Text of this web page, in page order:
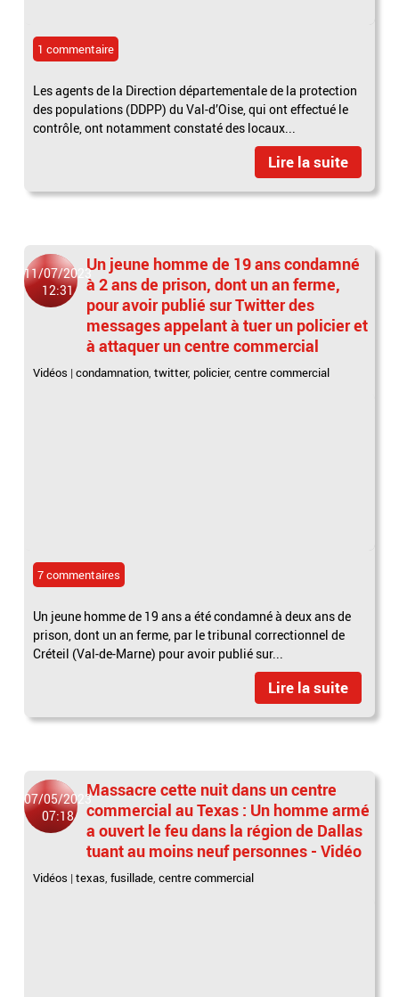
1 commentaire
Les agents de la Direction départementale de la protection
des populations (DDPP) du Val-d’Oise, qui ont effectué le
contrôle, ont notamment constaté des locaux...
Lire la suite
11/07/2023
12:31
Un jeune homme de 19 ans condamné
à 2 ans de prison, dont un an ferme,
pour avoir publié sur Twitter des
messages appelant à tuer un policier et
à attaquer un centre commercial
Vidéos |condamnation,twitter, policier,centre commercial
7 commentaires
Un jeune homme de 19 ans a été condamné à deux ans de
prison, dont un an ferme, par le tribunal correctionnel de
Créteil (Val-de-Marne) pour avoir publié sur...
Lire la suite
07/05/2023
07:18
Massacre cette nuit dans un centre
commercial au Texas : Un homme armé
a ouvert le feu dans la région de Dallas
tuant au moins neuf personnes - Vidéo
Vidéos |texas,fusillade,centre commercial